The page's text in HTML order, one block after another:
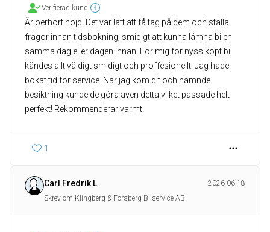
Verifierad kund
Är oerhört nöjd. Det var lätt att få tag på dem och ställa
frågor innan tidsbokning, smidigt att kunna lämna bilen
samma dag eller dagen innan. För mig för nyss köpt bil
kändes allt väldigt smidigt och proffesionellt. Jag hade
bokat tid för service. När jag kom dit och nämnde
besiktning kunde de göra även detta vilket passade helt
perfekt! Rekommenderar varmt.
1
Carl Fredrik L
2026-06-18
Skrev om Klingberg & Forsberg Bilservice AB